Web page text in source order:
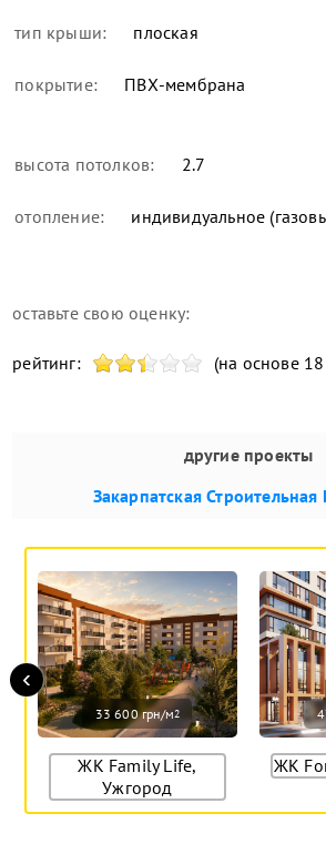
тип крыши: плоская
покрытие: ПВХ-мембрана
высота потолков: 2.7
отопление: индивидуальное
оставьте свою оценку:
рейтинг: (на основе
другие проекты
Закарпатская
33 600 грн/м2
ЖК Family Life,
Ужгород
ЖК
‹